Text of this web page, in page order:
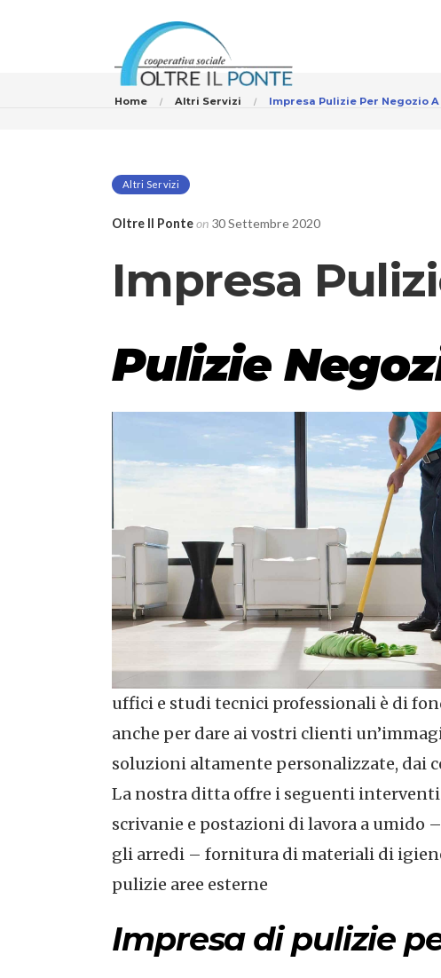
Home Altri Servizi Impresa Pulizie Per Negozio
Altri Servizi
Oltre Il Ponteon 30 Settembre 2020
Impresa
Pulizie
uffici e studi tecnici professionali è di
anche per dare ai vostri clienti
soluzioni altamente personalizzate, dai
La nostra ditta offre i seguenti
scrivanie e postazioni di lavora a umido
gli arredi – fornitura di materiali di
pulizie aree esterne
Impresa di pulizie